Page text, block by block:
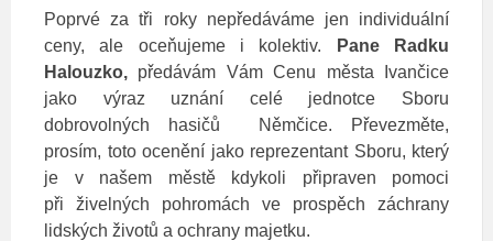
Poprvé za tři roky nepředáváme jen individuální
ceny, ale oceňujeme i kolektiv.
Pane Radku
Halouzko, předávám Vám Cenu města Ivančice
jako výraz uznání celé jednotce Sboru
dobrovolných hasičů Němčice. Převezměte,
prosím, toto ocenění jako reprezentant Sboru, který
je v našem městě kdykoli připraven pomoci
při živelných pohromách ve prospěch záchrany
lidských životů a ochrany majetku.